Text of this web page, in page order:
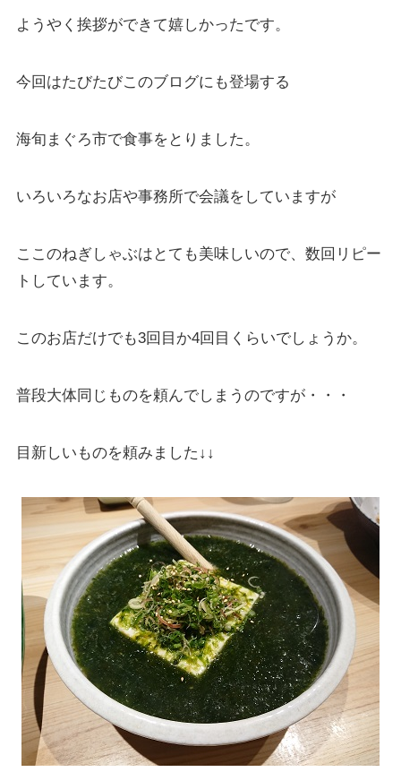
ようやく挨拶ができて嬉しかったです。
今回はたびたびこのブログにも登場する
海旬まぐろ市で食事をとりました。
いろいろなお店や事務所で会議をしていますが
ここのねぎしゃぶはとても美味しいので、数回リピー
トしています。
このお店だけでも3回目か4回目くらいでしょうか。
普段大体同じものを頼んでしまうのですが・・・
目新しいものを頼みました↓↓